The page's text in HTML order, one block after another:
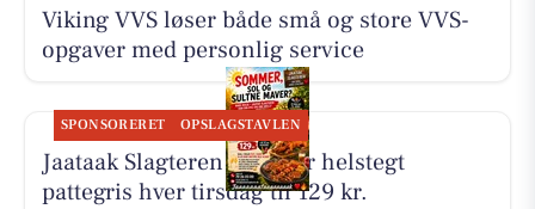
Viking VVS løser både små og store VVS-
opgaver med personlig service
SPONSORERET OPSLAGSTAVLEN
Jaataak Slagteren serverer helstegt
pattegris hver tirsdag til 129 kr.